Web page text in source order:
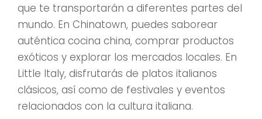
que te transportarán a diferentes partes del
mundo. En Chinatown, puedes saborear
auténtica cocina china, comprar productos
exóticos y explorar los mercados locales. En
Little Italy, disfrutarás de platos italianos
clásicos, así como de festivales y eventos
relacionados con la cultura italiana.